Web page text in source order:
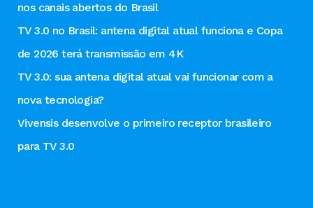
nos canais abertos do Brasil
TV 3.0 no Brasil: antena digital atual funciona e Copa
de 2026 terá transmissão em 4K
TV 3.0: sua antena digital atual vai funcionar com a
nova tecnologia?
Vivensis desenvolve o primeiro receptor brasileiro
para TV 3.0